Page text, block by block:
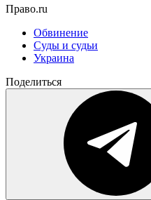
Право.ru
Обвинение
Суды и судьи
Украина
Поделиться